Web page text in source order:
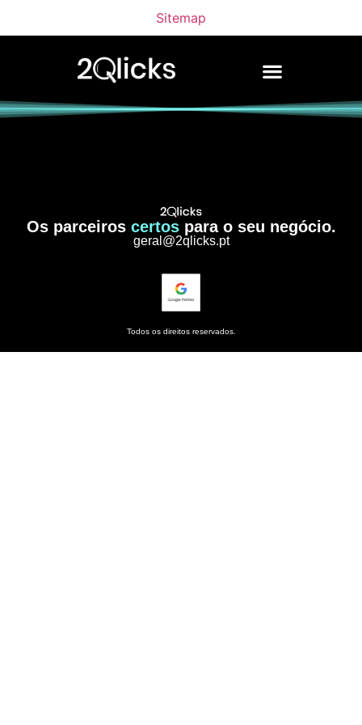
Sitemap
Os parceiros certospara o seu negócio.
geral@2qlicks.pt
Todos os direitos reservados.